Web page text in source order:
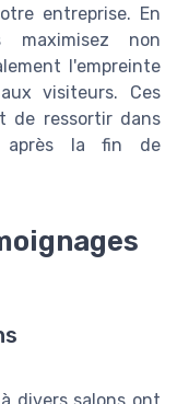
entreprise. En
maximisez non
l'empreinte
visiteurs. Ces
de ressortir dans
après la fin de